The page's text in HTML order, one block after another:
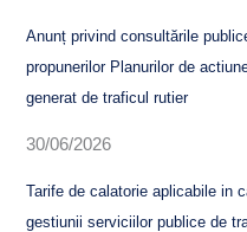
Anunț privind consultările
propunerilor Planurilor de
generat de traficul rutier
30/06/2026
Tarife de calatorie aplicabile in
gestiunii serviciilor publice de